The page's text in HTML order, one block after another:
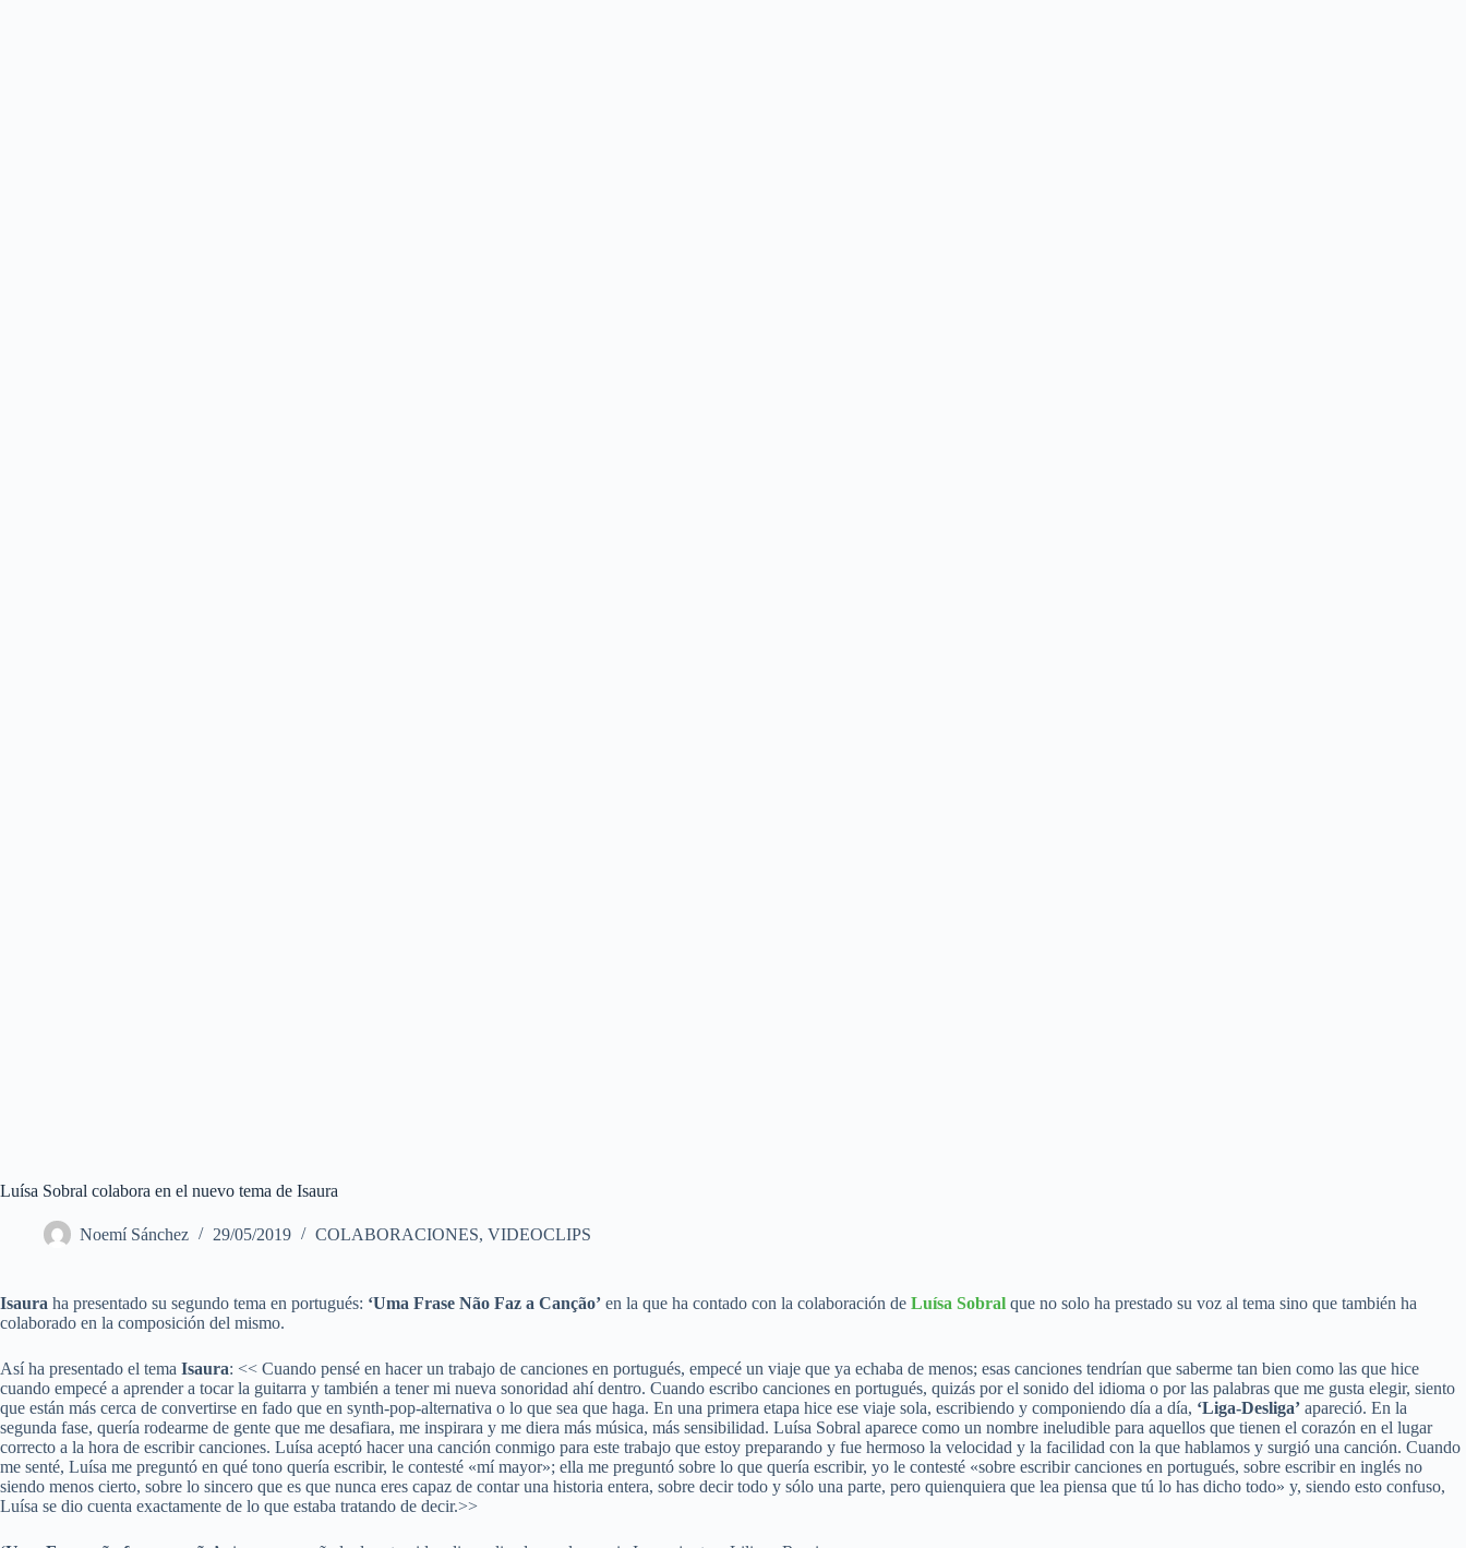
Luísa Sobral colabora en el nuevo tema de Isaura
Noemí Sánchez 29/05/2019 COLABORACIONES, VIDEOCLIPS
Isaura ha presentado su segundo tema en portugués: ‘Uma Frase Não Faz a Canção’ en la que ha contado con la colaboración de Luísa Sobral que no solo ha prestado su voz al tema sino que también ha
colaborado en la composición del mismo.
Así ha presentado el tema Isaura: << Cuando pensé en hacer un trabajo de canciones en portugués, empecé un viaje que ya echaba de menos; esas canciones tendrían que saberme tan bien como las que hice
cuando empecé a aprender a tocar la guitarra y también a tener mi nueva sonoridad ahí dentro. Cuando escribo canciones en portugués, quizás por el sonido del idioma o por las palabras que me gusta elegir, siento
que están más cerca de convertirse en fado que en synth-pop-alternativa o lo que sea que haga. En una primera etapa hice ese viaje sola, escribiendo y componiendo día a día, ‘Liga-Desliga’ apareció. En la
segunda fase, quería rodearme de gente que me desafiara, me inspirara y me diera más música, más sensibilidad. Luísa Sobral aparece como un nombre ineludible para aquellos que tienen el corazón en el lugar
correcto a la hora de escribir canciones. Luísa aceptó hacer una canción conmigo para este trabajo que estoy preparando y fue hermoso la velocidad y la facilidad con la que hablamos y surgió una canción. Cuando
me senté, Luísa me preguntó en qué tono quería escribir, le contesté «mí mayor»; ella me preguntó sobre lo que quería escribir, yo le contesté «sobre escribir canciones en portugués, sobre escribir en inglés no
siendo menos cierto, sobre lo sincero que es que nunca eres capaz de contar una historia entera, sobre decir todo y sólo una parte, pero quienquiera que lea piensa que tú lo has dicho todo» y, siendo esto confuso,
Luísa se dio cuenta exactamente de lo que estaba tratando de decir.>>